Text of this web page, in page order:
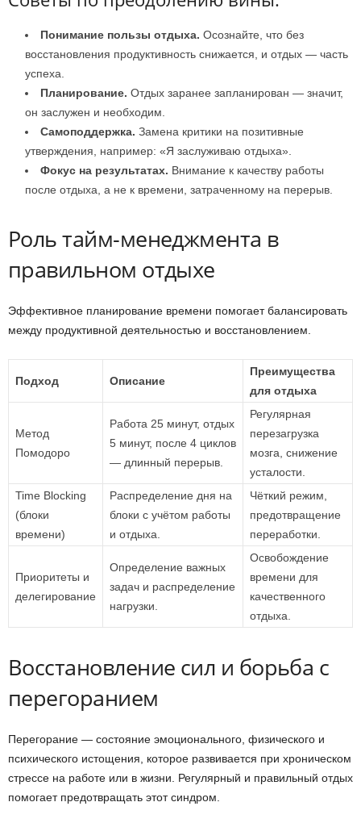
Понимание пользы отдыха. Осознайте, что без
восстановления продуктивность снижается, и отдых — часть
успеха.
Планирование. Отдых заранее запланирован — значит,
он заслужен и необходим.
Самоподдержка. Замена критики на позитивные
утверждения, например: «Я заслуживаю отдыха».
Фокус на результатах. Внимание к качеству работы
после отдыха, а не к времени, затраченному на перерыв.
Роль тайм-менеджмента в
правильном отдыхе
Эффективное планирование времени помогает балансировать
между продуктивной деятельностью и восстановлением.
Подход Описание
Преимущества
для отдыха
Метод
Помодоро
Работа 25 минут, отдых
5 минут, после 4 циклов
— длинный перерыв.
Регулярная
перезагрузка
мозга, снижение
усталости.
Time Blocking
(блоки
времени)
Распределение дня на
блоки с учётом работы
и отдыха.
Чёткий режим,
предотвращение
переработки.
Приоритеты и
делегирование
Определение важных
задач и распределение
нагрузки.
Освобождение
времени для
качественного
отдыха.
Восстановление сил и борьба с
перегоранием
Перегорание — состояние эмоционального, физического и
психического истощения, которое развивается при хроническом
стрессе на работе или в жизни. Регулярный и правильный отдых
помогает предотвращать этот синдром.